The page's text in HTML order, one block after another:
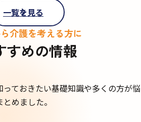
一覧を見る
介護を考える方に
すめの情報
ておきたい基礎知識や多くの方が悩
めました。